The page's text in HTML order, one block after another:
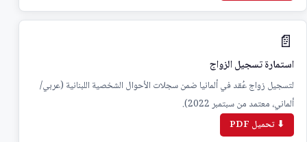
📄
استمارة تسجيل الزواج
لتسجيل زواج عُقد في ألمانيا ضمن سجلات الأحوال الشخصية اللبنانية (عربي/
ألماني، معتمد من سبتمبر 2022).
⬇ تحميل PDF